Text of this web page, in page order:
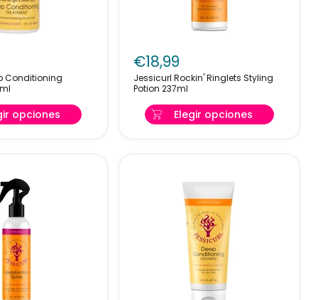
Conditioning
opciones
Rockin'
Ringlets
Styling
Potion
237ml
€18,99
Jessicurl Rockin' Ringlets Styling
Potion 237ml
Elegir opciones